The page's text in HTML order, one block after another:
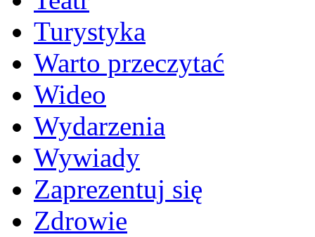
Turystyka
Warto przeczytać
Wideo
Wydarzenia
Wywiady
Zaprezentuj się
Zdrowie